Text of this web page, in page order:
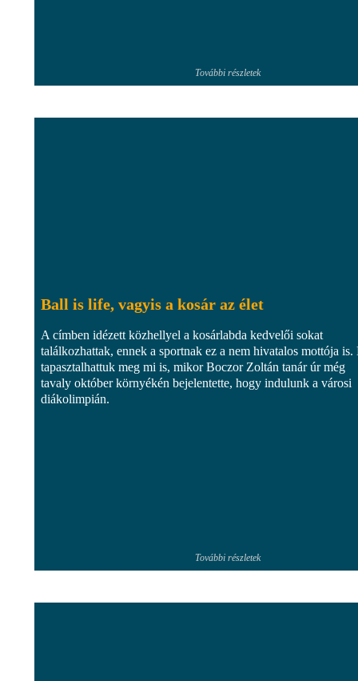
További részletek
Ball is life, vagyis a kosár az élet
A címben idézett közhellyel a kosárlabda kedvelői sokat
találkozhattak, ennek a sportnak ez a nem hivatalos mottója is.
tapasztalhattuk meg mi is, mikor Boczor Zoltán tanár úr még
tavaly október környékén bejelentette, hogy indulunk a városi
diákolimpián.
További részletek